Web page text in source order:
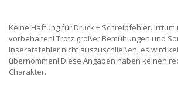
Keine Haftung für Druck + Schreibfehler.
vorbehalten! Trotz großer Bemühungen und
Inseratsfehler nicht auszuschließen, es wird
übernommen! Diese Angaben haben keinen
Charakter.